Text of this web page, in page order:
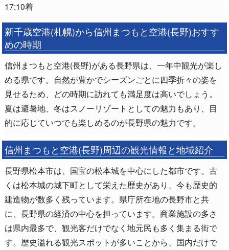
17:10着
新千歳空港(札幌)から信州まつもと空港(長野)おすす
めの時期
信州まつもと空港(長野)がある長野県は、一年中観光が楽し
める県です。自然が豊かでシーズンごとに四季折々の姿を
見せるため、どの時期に訪れても満足度は高いでしょう。
夏は避暑地、冬はスノーリゾートとしての魅力もあり、目
的に応じていつでも楽しめるのが長野県の魅力です。
信州まつもと空港(長野)周辺の観光情報と地域紹介
長野県松本市は、国宝の松本城を中心にした都市です。古
くは松本城の城下町として栄えた歴史があり、今も歴史的
建造物が数多く残っています。県庁所在地の長野市と共
に、長野県の経済の中心を担っています。商業施設の多さ
は県内最多で、観光客だけでなく地元民も多く集まる街で
す。歴史溢れる観光スポットが多いことから、国内だけで